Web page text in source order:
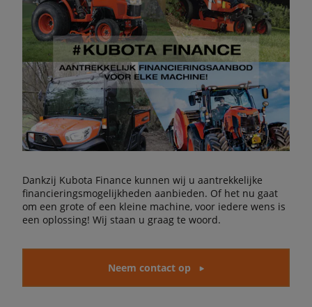
Dankzij Kubota Finance kunnen wij u aantrekkelijke
financieringsmogelijkheden aanbieden. Of het nu gaat
om een grote of een kleine machine, voor iedere wens is
een oplossing! Wij staan u graag te woord.
Neem contact op